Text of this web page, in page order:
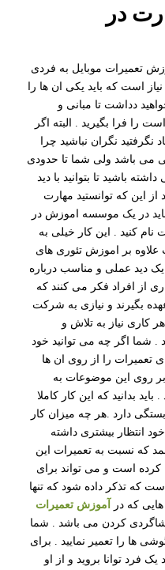
در
تعمیرات موبایل به فردی
است که باید یکی ان ها را
دداشت تا مبانی و
را فرا بگیرید . البته اگر
نگران نباشید چرا
می باشد ولی شما تا حدودی
باشید تا بتوانید با دید
از این که توانستید مهارت
باید در یک موسسه اموزش در
نام کنید . این کار خیلی به
بر اموزش تئوری های
یک دید عملی و مناسب درباره
از افراد فکر می کنند که
بگیرند و نیازی به شرکت
کاری نیاز به تلاش و
. شما اگر چه می توانید خود
تعمیرات را از روی ان ها
بر روی این موضوعات به
بدانید که این کار کاملا
دارد .هر چه میزان کار
انتظار بیشتری داشته
که نسبت به تعمیرات این
است و می تواند برای
که تذکر داده شود که تنها
که در
آموزش تعمیرات
کردن می باشد . شما
ها را تعمیر نمایید . برای
فرد توانا بروید و از او